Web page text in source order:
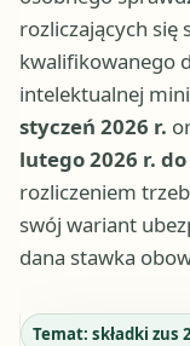
rozliczających się
kwalifikowanego
intelektualnej
styczeń 2026 r.
lutego 2026 r.
rozliczeniem
swój wariant
dana stawka
Temat: składki zus